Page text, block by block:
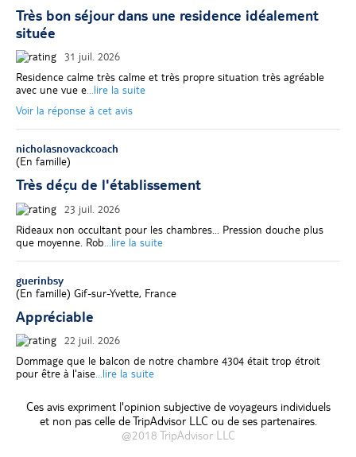
Très bon séjour dans une residence idéalement
située
31 juil. 2026
Residence calme très calme et très propre situation très agréable
avec une vue e...lire la suite
Voir la réponse à cet avis
nicholasnovackcoach
(En famille)
Très déçu de l'établissement
23 juil. 2026
Rideaux non occultant pour les chambres... Pression douche plus
que moyenne. Rob ...lire la suite
guerinbsy
(En famille) Gif-sur-Yvette, France
Appréciable
22 juil. 2026
Dommage que le balcon de notre chambre 4304 était trop étroit
pour être à l'aise...lire la suite
Ces avis expriment l'opinion subjective de voyageurs individuels
et non pas celle de TripAdvisor LLC ou de ses partenaires.
@2018 TripAdvisor LLC